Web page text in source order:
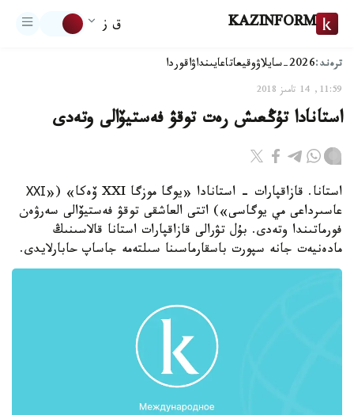
KAZINFORM ق ز
ترەند:2026-سايلاۋ وقيعاتاعايىنداۋاقوردا
11:59, 14 تامىز 2018
استانادا تۇڭعىش رەت توقۋ فەستيۆالى وتەدى
استانا. قازاقپارات - استانادا «يوگا موزگا XXI ۆەكا» («ХХІ
عاسىرداعى مي يوگاسى») اتتى العاشقى توقۋ فەستيۆالى سەرۋەن
فورماتىندا وتەدى. بۇل تۋرالى قازاقپارات استانا قالاسىنىڭ
مادەنيەت جانە سپورت باسقارماسىنا سىلتەمە جاساپ حابارلايدى.